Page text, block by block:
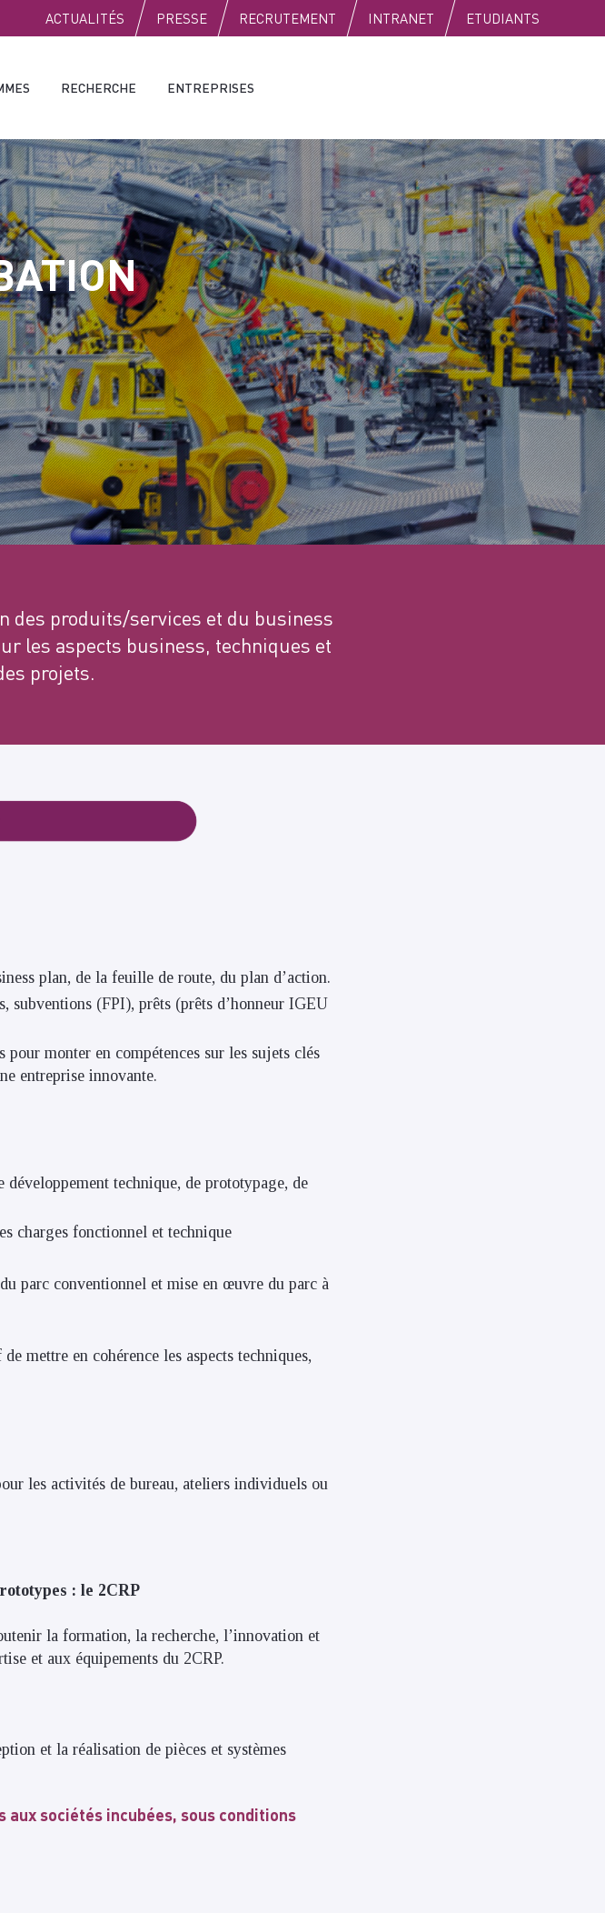
PUBLIC
ACTUALITÉS PRESSE RECRUTEMENT INTRANET ETUDIANTS
RECHERCHE ENTREPRISES
des produits/services et du business
les aspects business, techniques et
projets.
plan, de la feuille de route, du plan d’action.
subventions (FPI), prêts (prêts d’honneur IGEU
monter en compétences sur les sujets clés
entreprise innovante.
technique, de prototypage, de
charges fonctionnel et technique
parc conventionnel et mise en œuvre du parc à
mettre en cohérence les aspects techniques,
les activités de bureau, ateliers individuels ou
: le 2CRP
la formation, la recherche, l’innovation et
et aux équipements du 2CRP.
et la réalisation de pièces et systèmes
sociétés incubées, sous conditions